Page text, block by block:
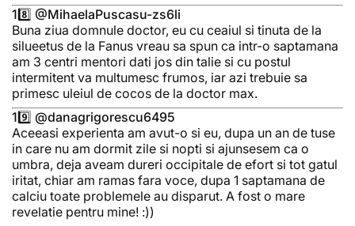
18️⃣ @MihaelaPuscasu-zs6li
Buna ziua domnule doctor, eu cu ceaiul si tinuta de la
silueetus de la Fanus vreau sa spun ca intr-o saptamana
am 3 centri mentori dati jos din talie si cu postul
intermitent va multumesc frumos, iar azi trebuie sa
primesc uleiul de cocos de la doctor max.
19️⃣ @danagrigorescu6495
Aceeasi experienta am avut-o si eu, dupa un an de tuse
in care nu am dormit zile si nopti si ajunsesem ca o
umbra, deja aveam dureri occipitale de efort si tot gatul
iritat, chiar am ramas fara voce, dupa 1 saptamana de
calciu toate problemele au disparut. A fost o mare
revelatie pentru mine! :))